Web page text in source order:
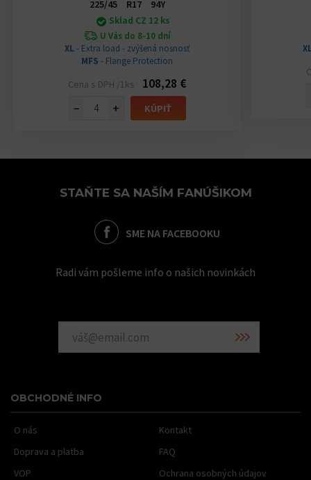
225/45 R17 94Y
Sklad CZ 12 ks
U Vás do 8-10 dní
XL- Extra load - zvýšená nosnosť
MFS - Flange Protection
Cena s DPH /1ks
108,28 €
−
+ KÚPIŤ
STAŇTE SA NAŠÍM FANÚŠIKOM
SME NA FACEBOOKU
Radi vám pošleme info o našich novinkách
OBCHODNÉ INFO
O nás
Kontakt
Doprava a platba
FAQ
VOP
Ochrana osobných údajov